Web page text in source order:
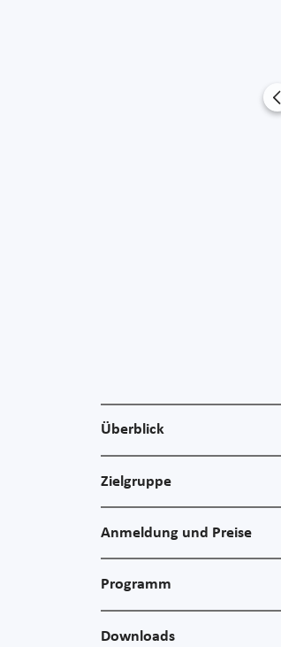
Überblick
Zielgruppe
Anmeldung und Preise
Programm
Downloads